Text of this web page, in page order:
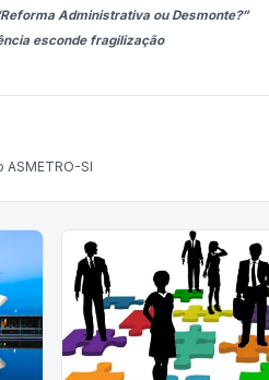
Administrativa ou Desmonte?”
esconde fragilização
SI